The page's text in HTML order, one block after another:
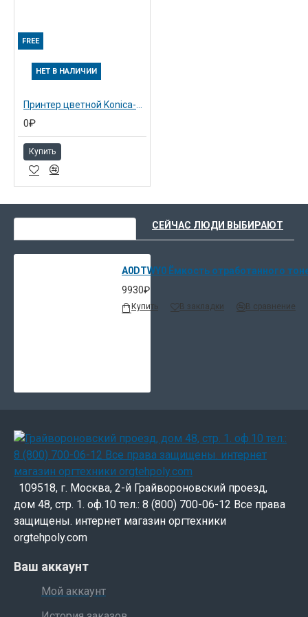
FREE
НЕТ В НАЛИЧИИ
0₽
Купить
СЕЙЧАС ЛЮДИ ВЫБИРАЮТ
A0DTWY0 Ёмкость отработанного
9930₽
Купить В закладки В сравнение
109518, г. Москва, 2-й Грайвороновский проезд,
дом 48, стр. 1. оф.10 тел.: 8 (800) 700-06-12 Все права
защищены. интернет магазин оргтехники
orgtehpoly.com
Ваш аккаунт
Мой аккаунт